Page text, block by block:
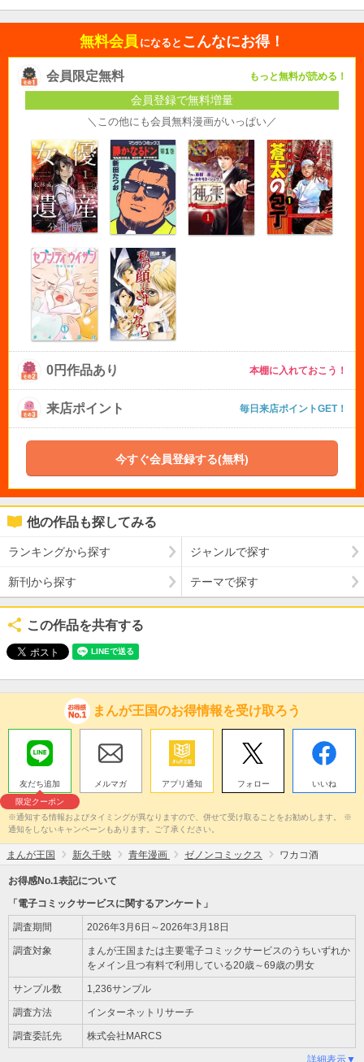
無料会員 になると こんなにお得！
会員限定無料 もっと無料が読める！
会員登録で無料増量
＼この他にも会員無料漫画がいっぱい／
0円作品あり 本棚に入れておこう！
来店ポイント 毎日来店ポイントGET！
今すぐ会員登録する(無料)
他の作品も探してみる
ランキングから探す ジャンルで探す
新刊から探す テーマで探す
この作品を共有する
まんが王国のお得情報を受け取ろう
友だち追加
限定クーポン
メルマガ アプリ通知 フォロー いいね
※通知する情報およびタイミングが異なりますので、併せて受け取ることをお勧めします。 ※
通知をしないキャンペーンもあります。ご了承ください。
まんが王国 新久千映 青年漫画 ゼノンコミックス ワカコ酒
お得感No.1表記について
「電子コミックサービスに関するアンケート」
調査期間 2026年3月6日～2026年3月18日
調査対象
まんが王国または主要電子コミックサービスのうちいずれか
をメイン且つ有料で利用している20歳～69歳の男女
サンプル数 1,236サンプル
調査方法 インターネットリサーチ
調査委託先 株式会社MARCS